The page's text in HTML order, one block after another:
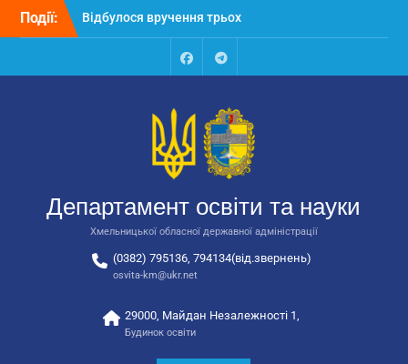
Перейти
Події:
Відбулося вручення трьох
автобусів для потреб
Відбулося засідання
освіти та науки обласної
державної адміністрації
Відбулась обласна
національно-патріотичне
виховання
FacebookTalegram
Департамент освіти та науки
Хмельницької обласної державної адміністрації
(0382) 795136, 794134(від.звернень)
osvita-km@ukr.net
29000, Майдан Незалежності 1,
Будинок освіти